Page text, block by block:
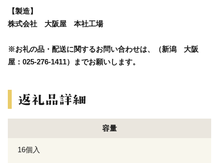
【製造】
株式会社 大阪屋 本社工場
※お礼の品・配送に関するお問い合わせは、（新潟 大阪
屋：025-276-1411）までお願いします。
容量
16個入